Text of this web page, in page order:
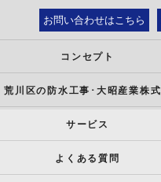
お問い合わせはこちら
コンセプト
サービス
よくある質問